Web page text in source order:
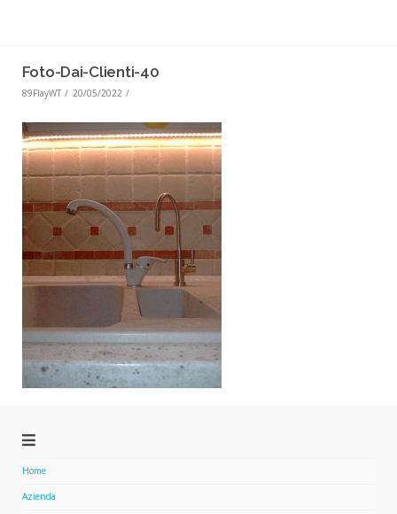
Foto-Dai-Clienti-40
89FlayWT 20/05/2022
Home
Azienda